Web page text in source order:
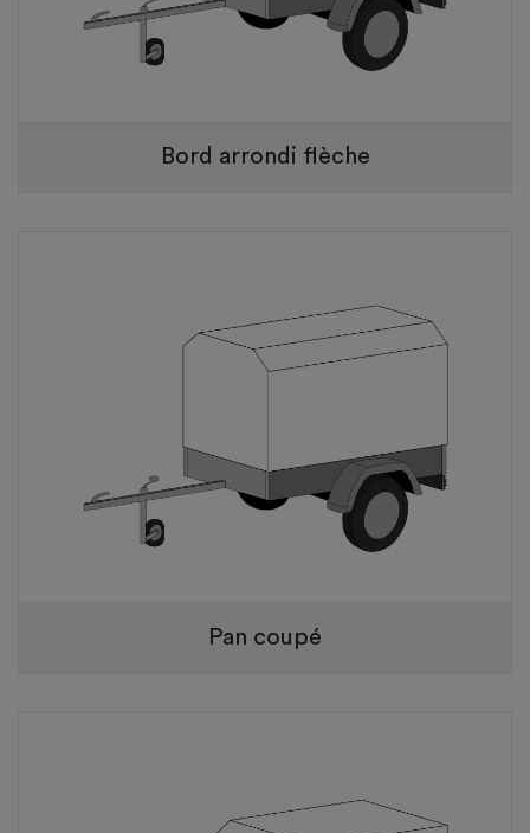
Bord arrondi flèche
Pan coupé